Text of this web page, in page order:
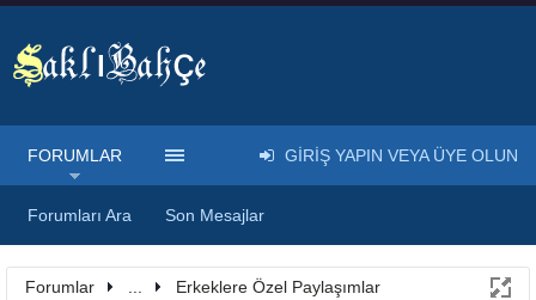
Forumlar Erkeklere Özel Paylaşımlar
FORUMLAR
Forumları Ara Son Mesajlar
GIRIŞ YAPIN VEYA ÜYE OLUN